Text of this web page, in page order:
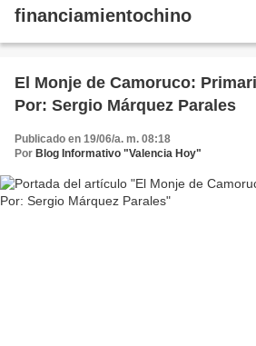
financiamientochino
El Monje de Camoruco: Primarias y algo más/
Por: Sergio Márquez Parales
Publicado en 19/06/a. m. 08:18
Por Blog Informativo "Valencia Hoy"